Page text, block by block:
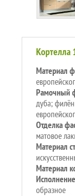
Кортелла
Материал
Рамочный
дуба;
Отделка
матовое
Материал
Материал
образное